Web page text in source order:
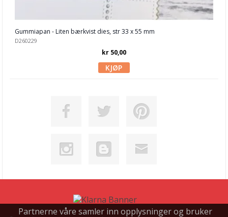
Partnerne våre samler inn opplysninger og bruker
Paper Smooches dies
Papirdesign dies
Sizzix
Spellbinder
Gummiapan - Liten bærkvist dies, str 33 x 55 mm
D260229
kr 50,00